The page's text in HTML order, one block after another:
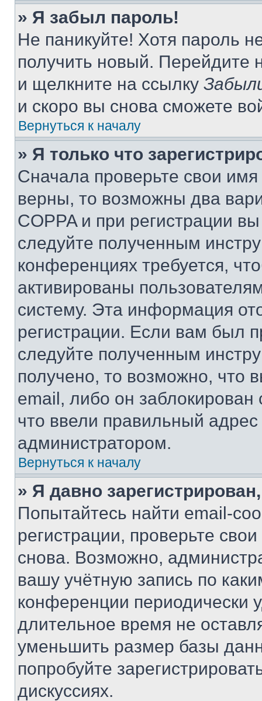
» Я забыл пароль!
Не паникуйте! Хотя пароль
получить новый. Перейдите
и щелкните на ссылку
и скоро вы снова сможете
Вернуться к началу
» Я только что
Сначала проверьте свои
верны, то возможны два
COPPA и при регистрации
следуйте полученным
конференциях требуется,
активированы
систему. Эта информация
регистрации. Если вам был
следуйте полученным
получено, то возможно, что
email, либо он
что ввели правильный адрес
администратором.
Вернуться к началу
» Я давно
Попытайтесь найти email-
регистрации, проверьте
снова. Возможно,
вашу учётную запись по
конференции периодически
длительное время не
уменьшить размер базы
попробуйте
дискуссиях.